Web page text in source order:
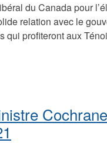
du Canada pour
relation avec le
qui profiteront aux